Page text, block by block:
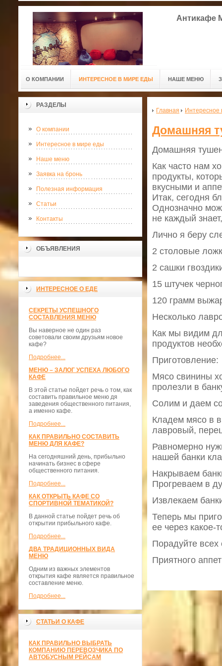
Антикафе
О КОМПАНИИ ИНТЕРЕСНОЕ В МИРЕ ЕДЫ НАШЕ МЕНЮ
РАЗДЕЛЫ
О компании
Интересное в мире еды
Наше меню
Заявка на бронь
Полезная информация
Статьи
Контакты
ОБЪЯВЛЕНИЯ
ИНТЕРЕСНОЕ О ЕДЕ
СЕКРЕТЫ УСПЕШНОГО
СОСТАВЛЕНИЯ МЕНЮ
Вы наверное не один раз
советовали своим друзьям новое
кафе?
Подробнее...
МЕНЮ – ЗАЛОГ УСПЕХА ЛЮБОГО
КАФЕ
В этой статье пойдет речь о том, как
составить правильное меню дя
заведения общественного питания,
а именно кафе.
Подробнее...
КАК ПРАВИЛЬНО СОСТАВИТЬ
МЕНЮ ДЛЯ КАФЕ?
На сегодняшний день, прибыльно
начинать бизнес в сфере
общественного питания.
Подробнее...
КАК ОТКРЫТЬ КАФЕ СО
СПОРТИВНОЙ ТЕМАТИКОЙ?
В данной статье пойдет речь об
открытии прибыльного кафе.
Подробнее...
ДВА ТРАДИЦИОННЫХ ВИДА
МЕНЮ
Одним из важных элементов
открытия кафе является правильное
составление меню.
Подробнее...
СТАТЬИ О КАФЕ
КАК ПРАВИЛЬНО ВЫБРАТЬ
КОМПАНИЮ ПЕРЕВОЗЧИКА ПО
АВТОБУСНЫМ РЕЙСАМ
Главная Интересное
Домашняя
Домашняя
Как часто нам
продукты,
вкусными и
Итак, сегодня
Однозначно
не каждый
Лично я беру
2 столовые
2 сашки
15 штучек
120 грамм
Несколько
Как мы видим
продуктов
Приготовление:
Мясо свинины
пролезли в
Солим и даем
Кладем мясо в
лавровый,
Равномерно
нашей банки
Накрываем
Прогреваем в
Извлекаем
Теперь мы
ее через какое-
Порадуйте
Приятного